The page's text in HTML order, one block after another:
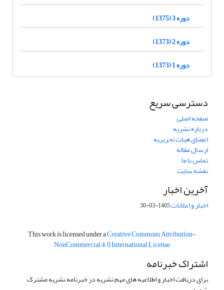
دوره 3 (1375)
دوره 2 (1373)
دوره 1 (1373)
دسترسی سریع
صفحه اصلی
درباره نشریه
اعضای هیات تحریریه
ارسال مقاله
تماس با ما
نقشه سایت
آخرین اخبار
اخبار و اعلانات1405-03-30
This work is licensed under aCreative Commons Attribution-
NonCommercial 4.0 International License
اشتراک خبرنامه
برای دریافت اخبار و اطلاعیه های مهم نشریه در خبرنامه نشریه مشترک